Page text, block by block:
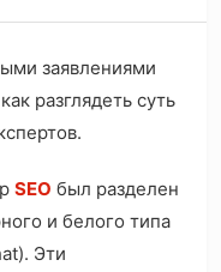
заявлениями
разглядеть суть
SEO был разделен
и белого типа
Эти